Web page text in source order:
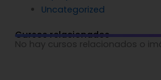
Uncategorized
Cursos relacionados
No hay cursos relacionados o